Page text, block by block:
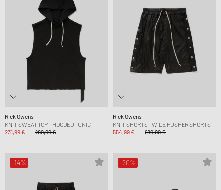
Rick Owens
KNIT SWEAT TOP - HOODED TUNIC
231,99 €
289,99 €
Rick Owens
KNIT SHORTS - WIDE PUSHER SHORTS
554,99 €
689,99 €
-14% -20%